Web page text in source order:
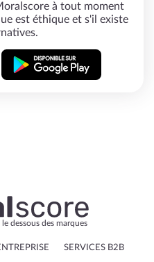
à tout moment
est éthique et s'il existe
le dessous des marques
SERVICES B2B